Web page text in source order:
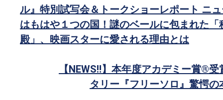
ル』特別試写会＆トークショーレポート ニ
はもはや１つの国！謎のベールに包まれた「
殿」、映画スターに愛される理由とは
【NEWS‼️】本年度アカデミー賞®
タリー『フリーソロ』驚愕